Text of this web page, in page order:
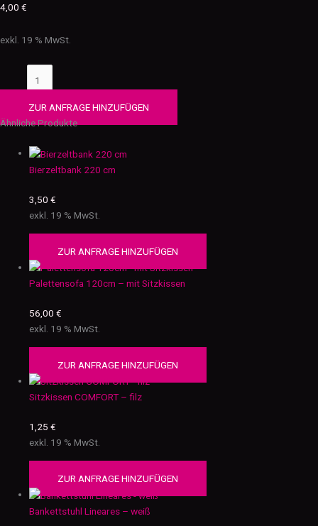
4,00 €
exkl. 19 % MwSt.
ZUR ANFRAGE HINZUFÜGEN
Ähnliche Produkte
Bierzeltbank 220 cm
3,50€
exkl. 19 % MwSt.
ZUR ANFRAGE HINZUFÜGEN
Palettensofa 120cm – mit Sitzkissen
56,00€
exkl. 19 % MwSt.
ZUR ANFRAGE HINZUFÜGEN
Sitzkissen COMFORT – filz
1,25€
exkl. 19 % MwSt.
ZUR ANFRAGE HINZUFÜGEN
Bankettstuhl Lineares – weiß